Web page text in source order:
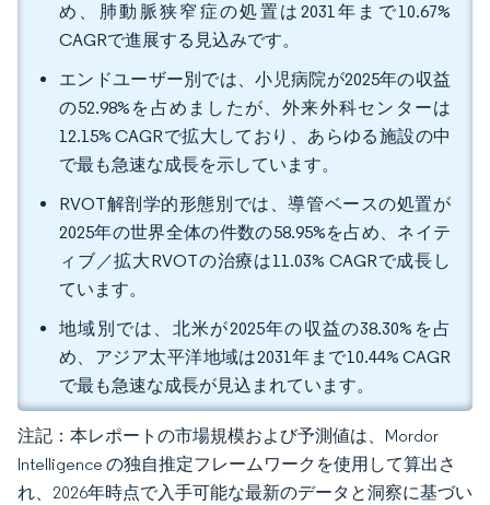
め、肺動脈狭窄症の処置は2031年まで10.67%
CAGRで進展する見込みです。
エンドユーザー別では、小児病院が2025年の収益
の52.98%を占めましたが、外来外科センターは
12.15% CAGRで拡大しており、あらゆる施設の中
で最も急速な成長を示しています。
RVOT解剖学的形態別では、導管ベースの処置が
2025年の世界全体の件数の58.95%を占め、ネイテ
ィブ／拡大RVOTの治療は11.03% CAGRで成長し
ています。
地域別では、北米が2025年の収益の38.30%を占
め、アジア太平洋地域は2031年まで10.44% CAGR
で最も急速な成長が見込まれています。
注記：本レポートの市場規模および予測値は、Mordor
Intelligence の独自推定フレームワークを使用して算出さ
れ、2026年時点で入手可能な最新のデータと洞察に基づい